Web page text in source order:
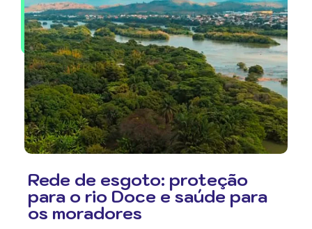
Rede de esgoto: proteção
para o rio Doce e saúde para
os moradores